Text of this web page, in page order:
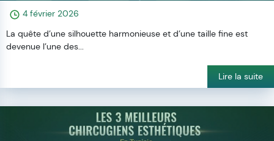
4 février 2026
La quête d’une silhouette harmonieuse et d’une taille fine est
devenue l’une des...
Lire la suite